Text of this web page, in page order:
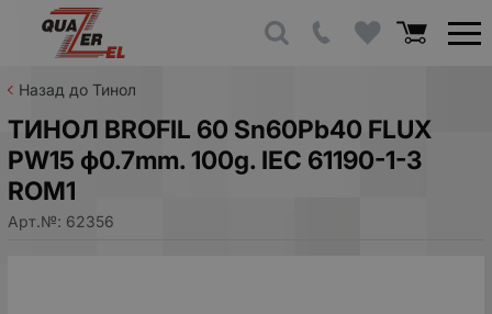
Назад до Тинол
ТИНОЛ BROFIL 60 Sn60Pb40 FLUX
PW15 ф0.7mm. 100g. IEC 61190-1-3
ROM1
Арт.№: 62356